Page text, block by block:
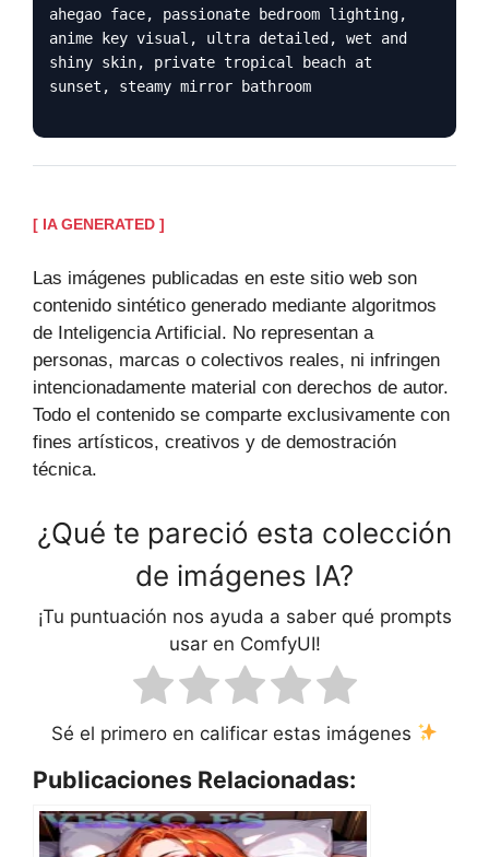
ahegao face, passionate bedroom lighting,
anime key visual, ultra detailed, wet and
shiny skin, private tropical beach at
sunset, steamy mirror bathroom
[ IA GENERATED ]
Las imágenes publicadas en este sitio web son
contenido sintético generado mediante algoritmos
de Inteligencia Artificial. No representan a
personas, marcas o colectivos reales, ni infringen
intencionadamente material con derechos de autor.
Todo el contenido se comparte exclusivamente con
fines artísticos, creativos y de demostración
técnica.
¿Qué te pareció esta colección
de imágenes IA?
¡Tu puntuación nos ayuda a saber qué prompts
usar en ComfyUI!
Sé el primero en calificar estas imágenes
Publicaciones Relacionadas: